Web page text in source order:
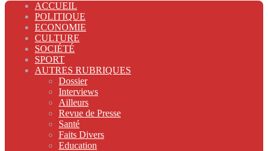
ACCUEIL
POLITIQUE
ECONOMIE
CULTURE
SOCIÉTÉ
SPORT
AUTRES RUBRIQUES
Dossier
Interviews
Ailleurs
Revue de Presse
Santé
Faits Divers
Education